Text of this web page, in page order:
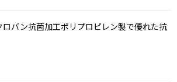
バン抗菌加工ポリプロピレン製で優れた抗